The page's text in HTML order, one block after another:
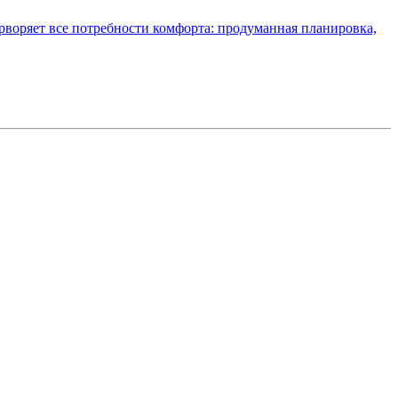
все потребности комфорта: продуманная планировка,